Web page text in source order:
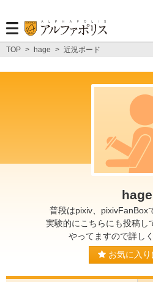
TOP > hage > 近況ボード
hage
普段はpixiv、pixivFanBox
実験的にこちらにも投稿し
やってますので詳し
お気に入り